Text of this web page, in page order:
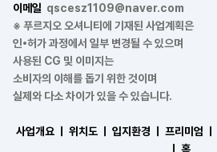
이메일 qscesz1109@naver.com
※ 푸르지오 오셔니티에 기재된 사업계획은
인•허가 과정에서 일부 변경될 수 있으며
사용된 CG 및 이미지는
소비자의 이해를 돕기 위한 것이며
실제와 다소 차이가 있을 수 있습니다.
사업개요 ㅣ 위치도 ㅣ 입지환경 ㅣ 프리미엄 ㅣ
홈